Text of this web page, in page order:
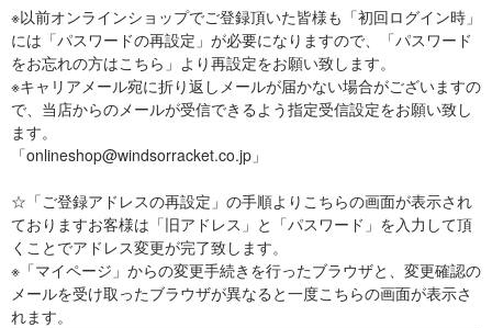
※以前オンラインショップでご登録頂いた皆様も「初回ログイン時」
には「パスワードの再設定」が必要になりますので、「パスワード
をお忘れの方はこちら」より再設定をお願い致します。
※キャリアメール宛に折り返しメールが届かない場合がございますの
で、当店からのメールが受信できるよう指定受信設定をお願い致し
ます。
「onlineshop@windsorracket.co.jp」
☆「ご登録アドレスの再設定」の手順よりこちらの画面が表示され
ておりますお客様は「旧アドレス」と「パスワード」を入力して頂
くことでアドレス変更が完了致します。
※「マイページ」からの変更手続きを行ったブラウザと、変更確認の
メールを受け取ったブラウザが異なると一度こちらの画面が表示さ
れます。